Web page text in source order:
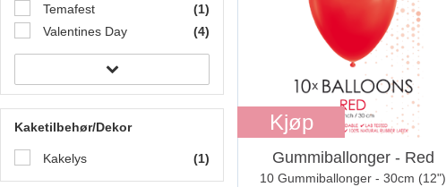
Temafest
(1)
Valentines Day
(4)
Kaketilbehør/Dekor
Kakelys (1)
Kjøp
Gummiballonger - Red
10 Gummiballonger - 30cm (12")